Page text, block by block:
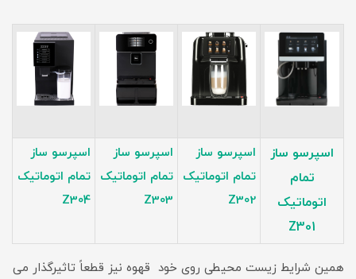
اسپرسو ساز
تمام
اتوماتیک
Z301
اسپرسو ساز
تمام اتوماتیک
Z302
اسپرسو ساز
تمام اتوماتیک
Z303
اسپرسو ساز
تمام اتوماتیک
Z304
همین شرایط زیست محیطی روی خود قهوه نیز قطعاً تاثیرگذار می